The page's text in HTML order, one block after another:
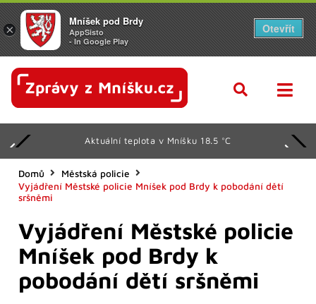
Aktuální teplota v Mníšku 18.5 °C
Domů
Městská policie
Vyjádření Městské policie Mníšek pod Brdy k pobodání dětí
sršněmi
Vyjádření Městské policie
Mníšek pod Brdy k
pobodání dětí sršněmi
×
Mníšek pod Brdy
AppSisto
- In Google Play
Otevřít